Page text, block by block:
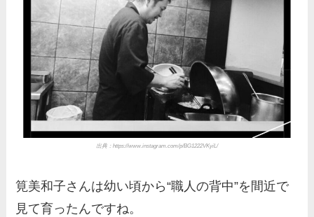
出典：https://www.instagram.com/p/BG1222VKyiL/
筧美和子さんは幼い頃から“職人の背中”を間近で
見て育ったんですね。